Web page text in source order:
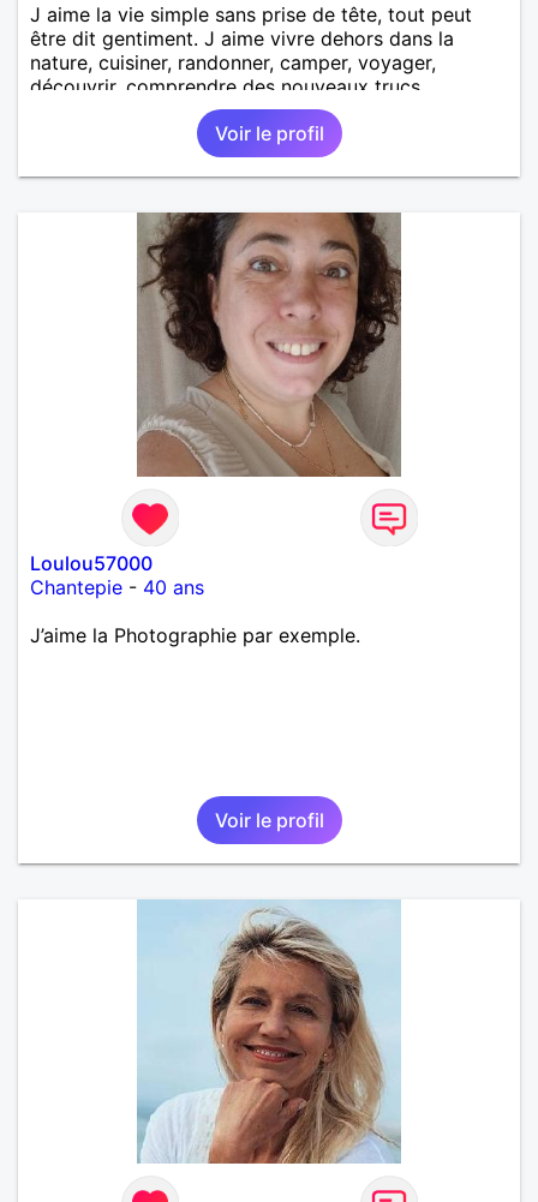
J aime la vie simple sans prise de tête, tout peut
être dit gentiment. J aime vivre dehors dans la
nature, cuisiner, randonner, camper, voyager,
découvrir, comprendre des nouveaux trucs
techniques et sur la vie des êtres vivants. J aime
danser, faire la fête. Je ne bois pratiquement pas d
alcool, je fume rarement, je ris souvent. Je cherche
un vrai amoureux pour continuer à profiter de la vie
en ai marre je veux partagé et rigoler
Voir le profil
Loulou57000
Chantepie - 40 ans
J’aime la Photographie par exemple.
Voir le profil